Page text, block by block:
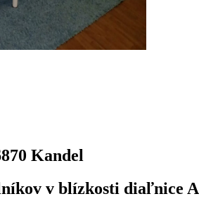
Kandel
v blízkosti diaľnice